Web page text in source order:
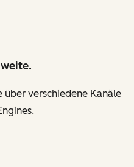
über verschiedene Kanäle